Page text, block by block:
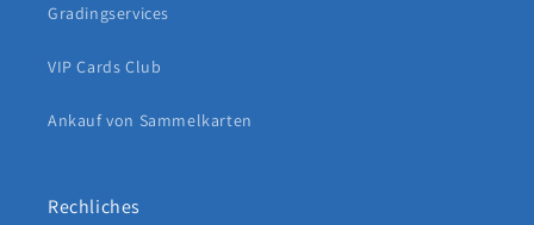
Gradingservices
VIP Cards Club
Ankauf von Sammelkarten
Rechliches